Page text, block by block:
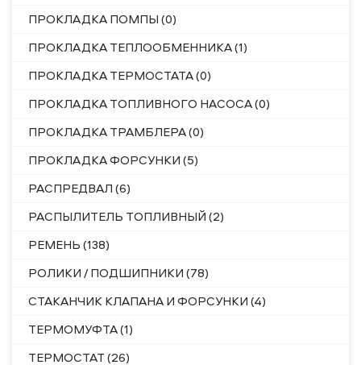
ПРОКЛАДКА ПОМПЫ (0)
ПРОКЛАДКА ТЕПЛООБМЕННИКА (1)
ПРОКЛАДКА ТЕРМОСТАТА (0)
ПРОКЛАДКА ТОПЛИВНОГО НАСОСА (0)
ПРОКЛАДКА ТРАМБЛЕРА (0)
ПРОКЛАДКА ФОРСУНКИ (5)
РАСПРЕДВАЛ (6)
РАСПЫЛИТЕЛЬ ТОПЛИВНЫЙ (2)
РЕМЕНЬ (138)
РОЛИКИ / ПОДШИПНИКИ (78)
СТАКАНЧИК КЛАПАНА И ФОРСУНКИ (4)
ТЕРМОМУФТА (1)
ТЕРМОСТАТ (26)